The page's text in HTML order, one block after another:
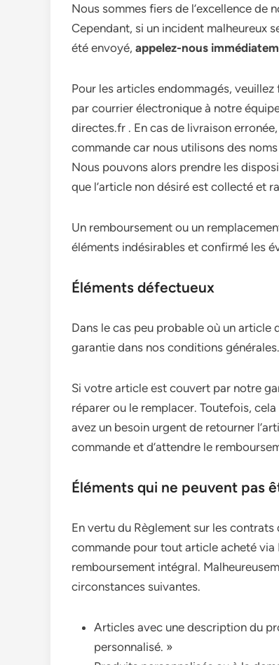
Nous sommes fiers de l’excellence de
Cependant, si un incident malheureux
été envoyé, appelez-nous
Pour les articles endommagés,
par courrier électronique à notre
directes.fr . En cas de livraison
commande car nous utilisons des
Nous pouvons alors prendre les
que l’article non désiré est collecté et
Un remboursement ou un
éléments indésirables et confirmé les
Éléments défectueux
Dans le cas peu probable où un
garantie dans nos conditions générales.
Si votre article est couvert par notre
réparer ou le remplacer. Toutefois,
avez un besoin urgent de retourner
commande et d’attendre le
Éléments qui ne peuvent pas
En vertu du Règlement sur les
commande pour tout article acheté via
remboursement intégral.
circonstances suivantes.
Articles avec une description du
personnalisé. »